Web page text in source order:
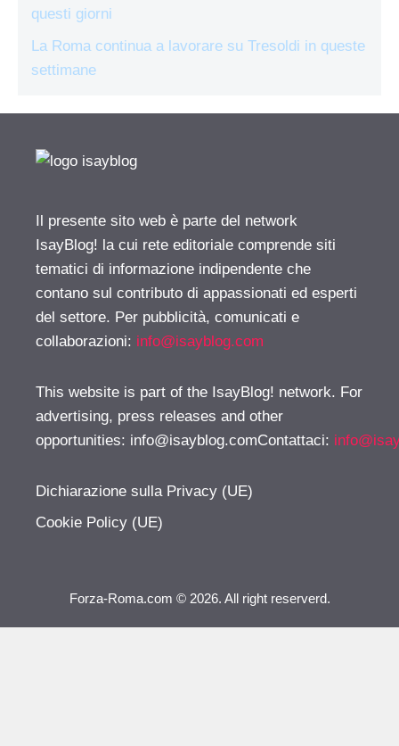
questi giorni
La Roma continua a lavorare su Tresoldi in queste
settimane
Il presente sito web è parte del network
IsayBlog! la cui rete editoriale comprende siti
tematici di informazione indipendente che
contano sul contributo di appassionati ed esperti
del settore. Per pubblicità, comunicati e
collaborazioni: info@isayblog.com
This website is part of the IsayBlog! network. For
advertising, press releases and other
opportunities: info@isayblog.comContattaci:
Dichiarazione sulla Privacy (UE)
Cookie Policy (UE)
Forza-Roma.com © 2026. All right reserverd.